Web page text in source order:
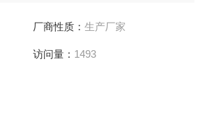
厂商性质： 生产厂家
访问量： 1493